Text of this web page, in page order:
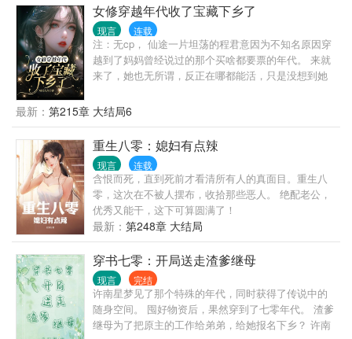
替下乡，这次她先下手给继妹报名下乡！ 她和渣爹后
妈斗智斗勇，谁知中途来了个高冷帅军官。 “你好，我
是你未婚夫，来和你结婚的。” …… 霍念平从军七
载，性格冷漠，是草原上的高冷之花，霍家人为他的
婚事操碎了心。 直到有天霍家收到了一封信，自称和
霍念平有婚约，霍家人决定死马当活马医，让霍念平
不结婚是因为他有读心异能，知道的越多就对人心越
绝望。 他没有结婚的想法，直到遇见他未曾谋面的未
婚妻。 真香定律可能会迟到，但永远都不会缺席！
女修穿越年代收了宝藏下乡了
现言 连载
注：无cp， 仙途一片坦荡的程君意因为不知名原因穿
越到了妈妈曾经说过的那个买啥都要票的年代。 来就
来了，她也无所谓，反正在哪都能活，只是没想到她
不得不下乡，也无所谓了，下乡也好城里也罢，都能
活。 临下乡前，她将原主家附近的宝藏收刮的干干净
净。 等下了乡，她才发现她成了家主，一个村子都是
她的人。 还奇葩的遇到了个重生女，从她脑海里，她
又知道了即将有个堂姐要从港城归来，目的就是程家
的宝藏，和毁灭整个程家。 开玩笑勒，进了自个口袋
的东西怎么可能会给出去，想毁程家更别想了，因为
我现在是家主。
最新： 第215章 大结局6
重生八零：媳妇有点辣
现言 连载
含恨而死，直到死前才看清所有人的真面目。重生八
零，这次在不被人摆布，收拾那些恶人。 绝配老公，
优秀又能干，这下可算圆满了！
最新： 第248章 大结局
穿书七零：开局送走渣爹继母
现言 完结
许南星梦见了那个特殊的年代，同时获得了传说中的
随身空间。 囤好物资后，果然穿到了七零年代。 渣爹
继母为了把原主的工作给弟弟，给她报名下乡？ 许南